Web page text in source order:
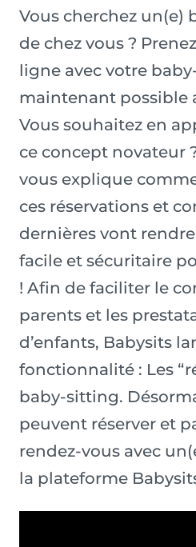
Vous cherchez un(e)
de chez vous ?
ligne avec votre
maintenant possible
Vous souhaitez en
ce concept novateur
vous explique
ces réservations et
dernières vont
facile et sécuritaire
! Afin de faciliter le
parents et les
d’enfants, Babysits
fonctionnalité : Les
baby-sitting.
peuvent réserver et
rendez-vous avec
la plateforme